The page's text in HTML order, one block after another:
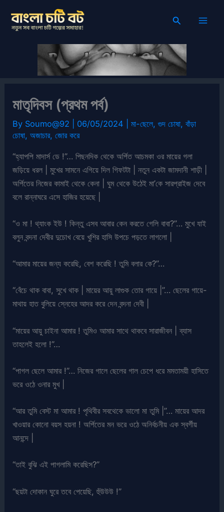
content
Search
মাতৃদিবস (প্রথম পর্ব)
By Soumo@92 06/05/2024 |মা-ছেলে,গুদ চোষা,বাঁড়া
চোষা,অজাচার,জোর করে
“হ্যাপপি মাদার্স ডে !”… পিছনদিক থেকে অর্পিত আচমকা ওর মায়ের গলা
জড়িয়ে ধরল | মুখের সামনে এগিয়ে দিল গিফটটা | নতুন একটা জামদানী শাড়ী |
অর্পিতের নিজের কামাই থেকে কেনা | ঘুম থেকে উঠেই মা’কে সারপ্রাইজ দেবে
বলে রান্নাঘরে এসে হাজির হয়েছে |
“ও মা ! থ্যাংক ইউ ! কিন্তু এসব আবার কেন করতে গেলি বাবা?”… মুখে যাই
বলুন বন্দনা দেবীর দুচোখ বেয়ে খুশির হাসি উপচে পড়তে লাগলো |
“আমার মায়ের জন্য করেছি, বেশ করেছি ! তুমি বলার কে?”…
“বেঁচে থাক বাবা, সুখে থাক | মায়ের আয়ু লাগুক তোর গায়ে |”… ছেলের গায়ে-
মাথায় হাত বুলিয়ে স্নেহের আদর করে দেন বন্দনা দেবী |
“মায়ের আয়ু চাইনা আমার ! তুমিও আমার সাথে থাকবে সারাজীবন | ব্যাস
তাহলেই হলো !”…
“পাগল ছেলে আমার !”… নিজের গালে ছেলের গাল চেপে ধরে মমতাময়ী হাসিতে
ভরে ওঠে ওনার মুখ |
“আর তুমি বেস্ট মা আমার ! পৃথিবীর সবথেকে ভালো মা তুমি |”… মায়ের আদর
খাওয়ার কোনো বয়স হয়না ! অর্পিতের মন ভরে ওঠে অনির্বচনীয় এক স্বর্গীয়
আনন্দে |
“তাই বুঝি এই পাগলামি করেছিস?”
“ছয়টা দোকান ঘুরে তবে পেয়েছি, হুঁউউউ !”